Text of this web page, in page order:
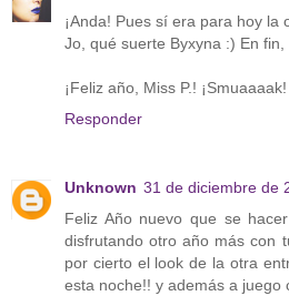
¡Anda! Pues sí era para hoy la
Jo, qué suerte Byxyna :) En fin,
¡Feliz año, Miss P.! ¡Smuaaaak!
Responder
Unknown 31 de diciembre de
Feliz Año nuevo que se
disfrutando otro año más con
por cierto el look de la otra
esta noche!! y además a juego